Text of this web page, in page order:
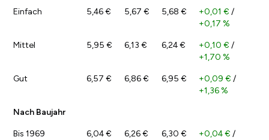
Einfach 5,46 € 5,67 € 5,68 € +0,01 € /
+0,17 %
Mittel 5,95 € 6,13 € 6,24 € +0,10 € /
+1,70 %
Gut 6,57 € 6,86 € 6,95 € +0,09 € /
+1,36 %
Nach Baujahr
Bis 1969 6,04 € 6,26 € 6,30 € +0,04 € /